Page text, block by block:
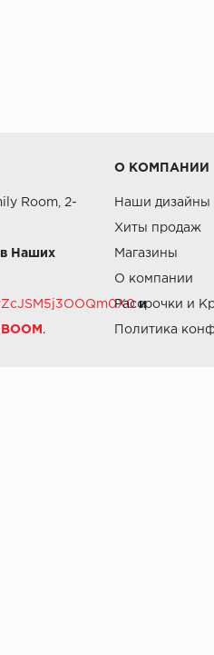
Room, 2-
в Наших
и
.
О КОМПАНИИ
Наши дизайны
Хиты продаж
Магазины
О компании
Рассрочки и
Политика